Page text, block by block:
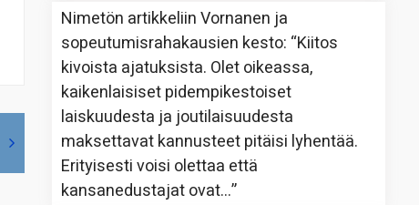
Nimetön artikkeliinVornanen ja
sopeutumisrahakausien kesto: “Kiitos
kivoista ajatuksista. Olet oikeassa,
kaikenlaisiset pidempikestoiset
laiskuudesta ja joutilaisuudesta
maksettavat kannusteet pitäisi lyhentää.
Erityisesti voisi olettaa että
kansanedustajat ovat…”